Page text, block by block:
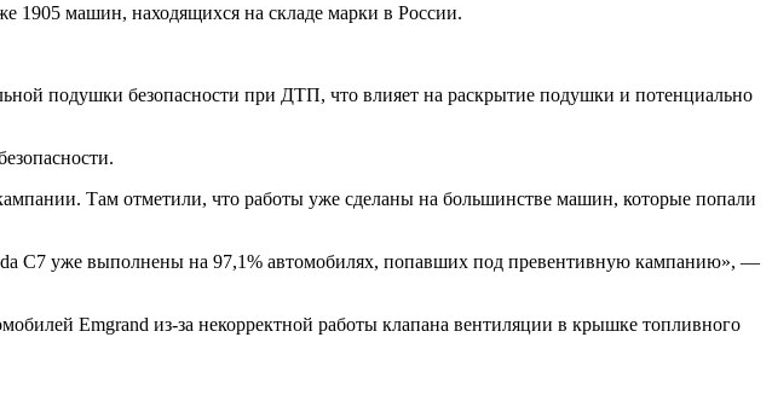
1905 машин, находящихся на складе марки в России.
подушки безопасности при ДТП, что влияет на раскрытие подушки и потенциально
Там отметили, что работы уже сделаны на большинстве машин, которые попали
C7 уже выполнены на 97,1% автомобилях, попавших под превентивную кампанию», —
Emgrand из-за некорректной работы клапана вентиляции в крышке топливного